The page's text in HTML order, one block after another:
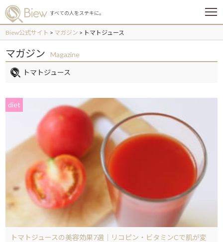
すべての人をステキに。
メ
ー
Biew公式サイト > マガジン > トマトジュース
マガジン Magazine
トマトジュース
diet
トマトジュースの美容効果7選｜リコピン・ビタミンCで肌が変